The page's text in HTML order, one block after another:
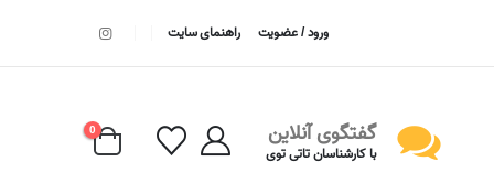
ورود / عضویت راهنمای سایت
گفتگوی آنلاین
با کارشناسان تاتی توی
0